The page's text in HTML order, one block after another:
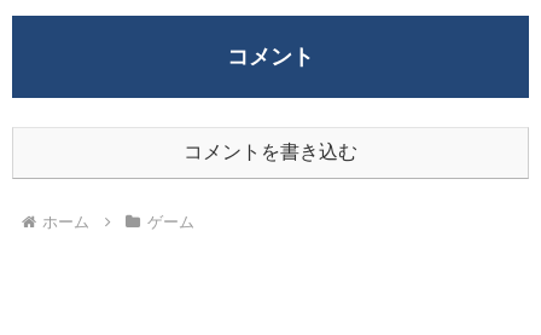
コメント
コメントを書き込む
ホーム ゲーム